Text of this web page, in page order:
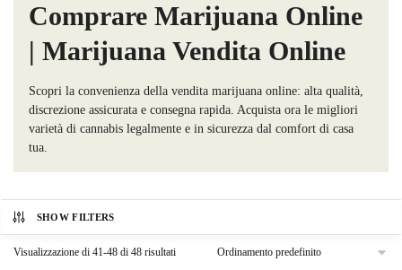
Comprare Marijuana Online
| Marijuana Vendita Online
Scopri la convenienza della vendita marijuana online: alta qualità,
discrezione assicurata e consegna rapida. Acquista ora le migliori
varietà di cannabis legalmente e in sicurezza dal comfort di casa
tua.
SHOW FILTERS
Visualizzazione di 41-48 di 48 risultati